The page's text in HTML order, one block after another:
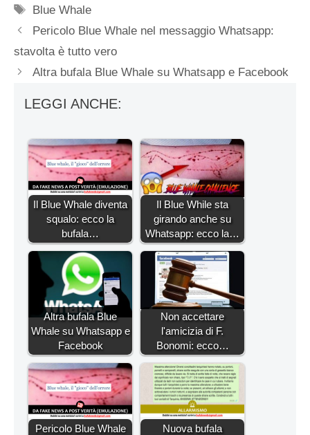
Tag
Blue Whale
Pericolo Blue Whale nel messaggio Whatsapp:
stavolta è tutto vero
Altra bufala Blue Whale su Whatsapp e Facebook
LEGGI ANCHE:
Il Blue Whale diventa
squalo: ecco la
bufala…
Il Blue While sta
girando anche su
Whatsapp: ecco la…
Altra bufala Blue
Whale su Whatsapp e
Facebook
Non accettare
l'amicizia di F.
Bonomi: ecco…
Pericolo Blue Whale
Nuova bufala